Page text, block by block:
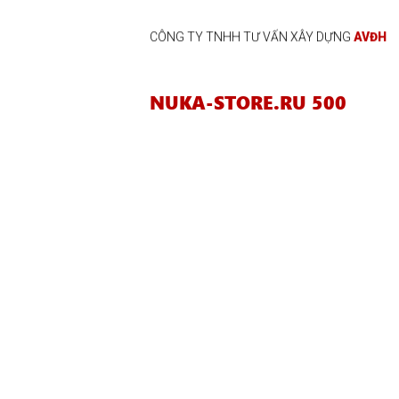
CÔNG TY TNHH TƯ VẤN XÂY DỰNG AVĐH
NUKA-STORE.RU 500